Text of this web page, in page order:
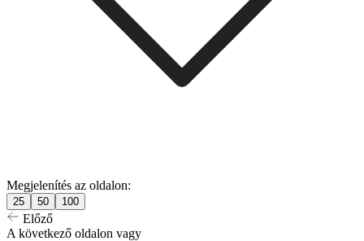
Megjelenítés az oldalon:
25 50 100
Előző
A következő oldalon vagy